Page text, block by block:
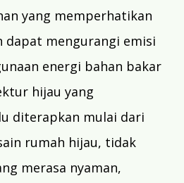
yang memperhatikan
dapat mengurangi emisi
energi bahan bakar
hijau yang
diterapkan mulai dari
rumah hijau, tidak
merasa nyaman,